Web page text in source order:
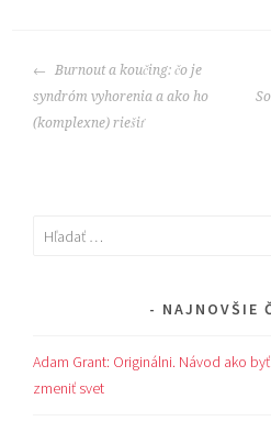
POST
NAVIGATION
Burnout a koučing: čo je
syndróm vyhorenia a ako ho
(komplexne) riešiť
Hľadať:
NAJNOVŠIE
Adam Grant: Originálni. Návod ako
zmeniť svet